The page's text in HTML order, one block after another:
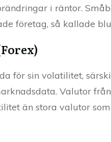
i räntor.
företag, så kallade
för sin volatilitet,
Valutor
än stora valutor